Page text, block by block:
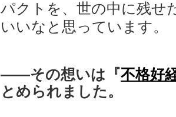
パクトを、世の中に残せ
いいなと思っています。
――その想いは『不格好
とめられました。